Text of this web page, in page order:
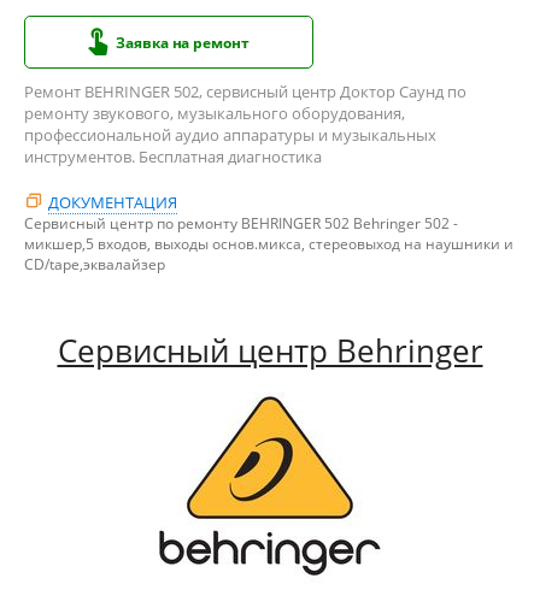
Заявка на ремонт
Ремонт BEHRINGER 502, сервисный центр Доктор Саунд по
ремонту звукового, музыкального оборудования,
профессиональной аудио аппаратуры и музыкальных
инструментов. Бесплатная диагностика
ДОКУМЕНТАЦИЯ
Сервисный центр по ремонту BEHRINGER 502 Behringer 502 -
микшер,5 входов, выходы основ.микса, стереовыход на наушники и
CD/tape,эквалайзер
Сервисный центр Behringer